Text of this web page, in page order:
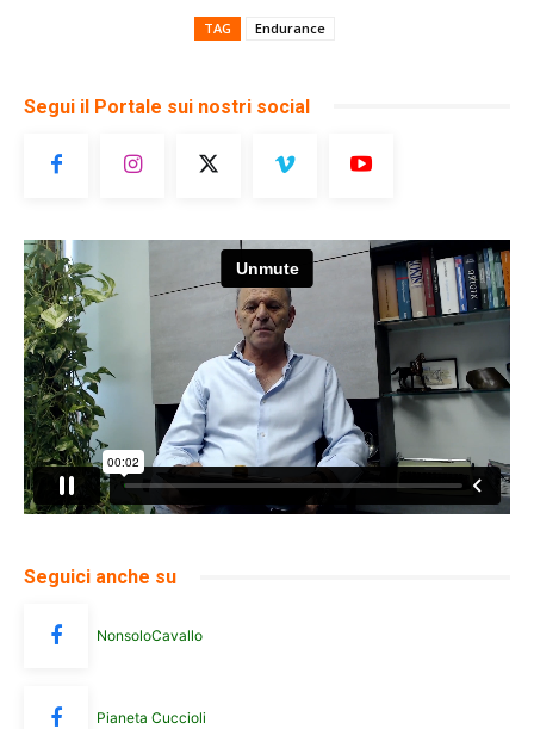
TAG Endurance
Segui il Portale sui nostri social
Seguici anche su
NonsoloCavallo
Pianeta Cuccioli